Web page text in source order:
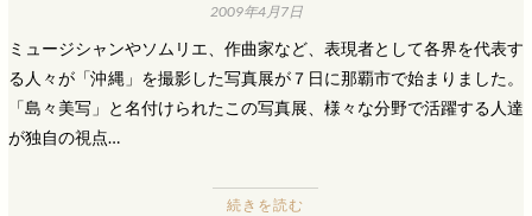
2009年4月7日
ミュージシャンやソムリエ、作曲家など、表現者として各界を代表す
る人々が「沖縄」を撮影した写真展が７日に那覇市で始まりました。
「島々美写」と名付けられたこの写真展、様々な分野で活躍する人達
が独自の視点…
続きを読む